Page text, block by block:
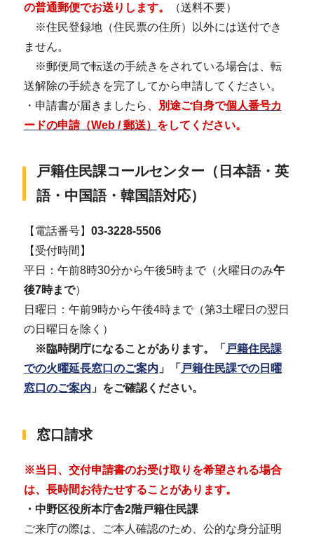
の普通郵便でお送りします。
（送料不要）
※住民登録地（住民票の住所）以外には送付でき
ません。
※郵便局で転送の手続きをされている場合は、転
送解除の手続きを完了してから申請してください。
・申請書が届きましたら、
別途ご自身で個人番号カ
ードの申請（Web / 郵送） をしてください。
戸籍住民課コールセンター（日本語・英
語・中国語・韓国語対応）
【電話番号】 03-3228-5506
【受付時間】
平日：午前8時30分から午後5時まで（火曜日のみ午
後7時まで）
日曜日：午前9時から午後4時まで（第3土曜日の翌日
の日曜日を除く）
※臨時閉庁になることがあります。「 戸籍住民課
での火曜延長窓口のご案内 」「 戸籍住民課での日曜
窓口のご案内 」をご確認ください。
窓口請求
※当日、交付申請書のお受け取りを希望される場合
は、長時間お待たせすることがあります。
・中野区役所本庁舎2階戸籍住民課
ご来庁の際は、ご本人確認のため、公的な身分証明